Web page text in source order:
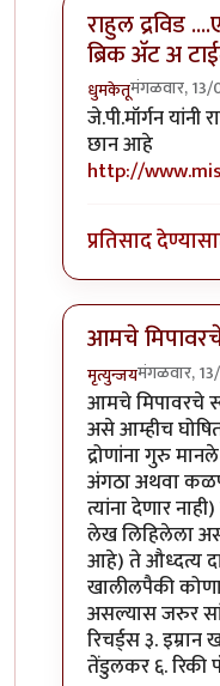
राहुल द्रविड
ब्रिक अ‍ॅट अ
धुमकेतूमंगळवार,
In reply to
जे.पी.मॉर्गन यांनी
छान आहे
http://
प्रतिसाद
आमचे
मृत्युन्जयमंगळवार,
In reply to
आमचे मिपावरचे
असे आम्हीच
द्रोणांना गुरु
अंगठा अथवा
त्यांना देणार
लेख लिहिलेला
आहे) ते औध्दत्य
खालीलपैकी
असल्यास जरुर
रिचर्ड्स ३.
तेंडुलकर ६. रिकी